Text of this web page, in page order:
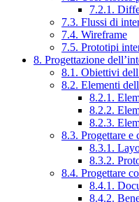
7.2.1.
7.3. Flussi di
7.4. Wireframe
7.5. Prototipi
8. Progettazione
8.1. Obiettivi
8.2. Elementi
8.2.1.
8.2.2.
8.2.3.
8.3. Progettare e
8.3.1.
8.3.2.
8.4. Progettare
8.4.1.
8.4.2.